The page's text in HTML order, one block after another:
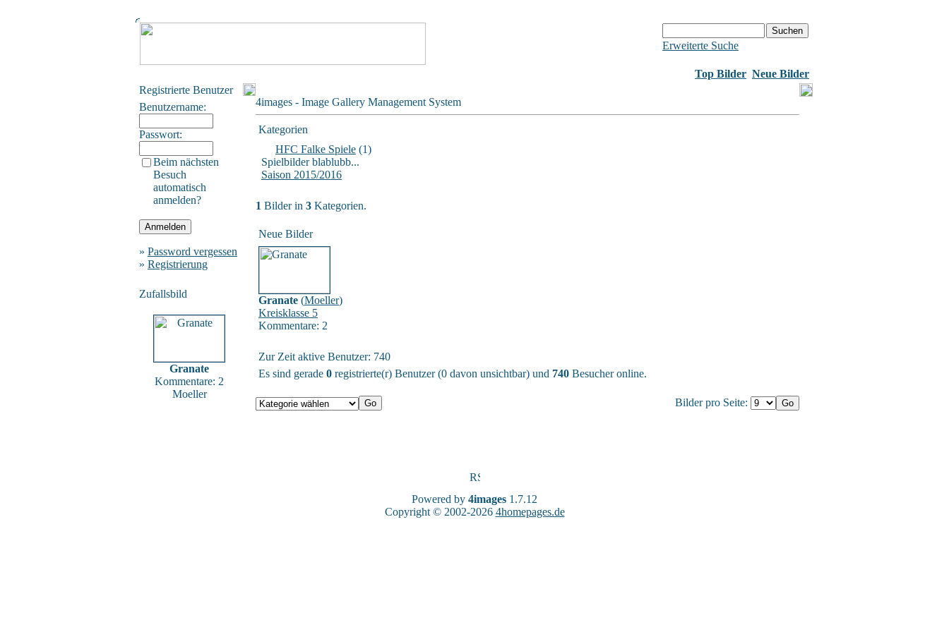
Erweiterte Suche
Top Bilder Neue Bilder
Registrierte Benutzer
Benutzername:
Passwort:
Beim nächsten
Besuch
automatisch
anmelden?
» Password vergessen
» Registrierung
Zufallsbild
Granate
Kommentare: 2
Moeller
4images - Image Gallery Management System
Kategorien
HFC Falke Spiele (1)
Spielbilder blablubb...
Saison 2015/2016
1 Bilder in 3 Kategorien.
Neue Bilder
Granate (Moeller)
Kreisklasse 5
Kommentare: 2
Zur Zeit aktive Benutzer: 740
Es sind gerade 0 registrierte(r) Benutzer (0 davon unsichtbar) und 740 Besucher online.
Bilder pro Seite:
Powered by 4images 1.7.12
Copyright © 2002-2026 4homepages.de